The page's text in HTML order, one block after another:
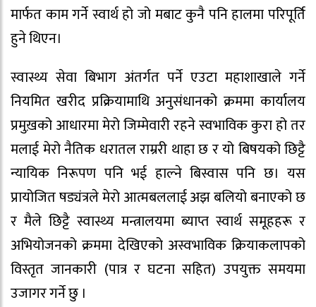
मार्फत काम गर्ने स्वार्थ हो जो मबाट कुनै पनि हालमा परिपूर्ति
हुने थिएन।
स्वास्थ्य सेवा बिभाग अंतर्गत पर्ने एउटा महाशाखाले गर्ने
नियमित खरीद प्रक्रियामाथि अनुसंधानको क्रममा कार्यालय
प्रमुख़को आधारमा मेरो जिम्मेवारी रहने स्वभाविक कुरा हो तर
मलाई मेरो नैतिक धरातल राम्ररी थाहा छ र यो बिषयको छिट्टै
न्यायिक निरूपण पनि भई हाल्ने बिस्वास पनि छ। यस
प्रायोजित षड्यंत्रले मेरो आत्मबललाई अझ बलियो बनाएको छ
र मैले छिट्टै स्वास्थ्य मन्त्रालयमा ब्याप्त स्वार्थ समूहहरू र
अभियोजनको क्रममा देखिएको अस्वभाविक क्रियाकलापको
विस्तृत जानकारी (पात्र र घटना सहित) उपयुक्त समयमा
उजागर गर्ने छु ।